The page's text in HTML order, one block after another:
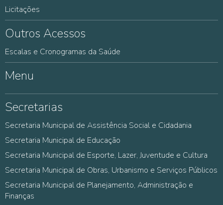
Licitações
Outros Acessos
Escalas e Cronogramas da Saúde
Menu
Secretarias
Secretaria Municipal de Assistência Social e Cidadania
Secretaria Municipal de Educação
Secretaria Municipal de Esporte, Lazer, Juventude e Cultura
Secretaria Municipal de Obras, Urbanismo e Serviços Públicos
Secretaria Municipal de Planejamento, Administração e
Finanças